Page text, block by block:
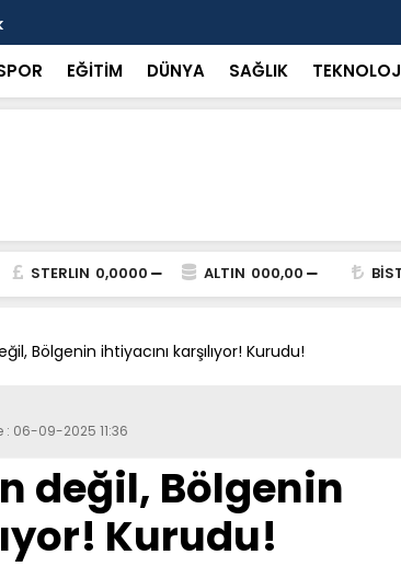
EĞİTİM DÜNYA SAĞLIK
STERLIN 0,0000 ALTIN 000,00
Bölgenin ihtiyacını karşılıyor! Kurudu!
06-09-2025 11:36
değil, Bölgenin
Kurudu!